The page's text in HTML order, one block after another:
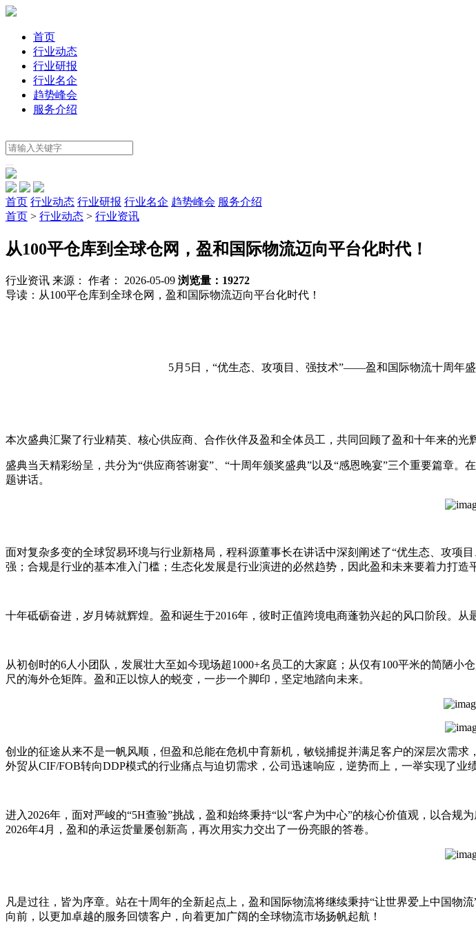
首页
行业动态
行业研报
行业名企
趋势峰会
服务介绍
首页 行业动态 行业研报 行业名企 趋势峰会 服务介绍
首页 > 行业动态 > 行业资讯
从100平仓库到全球仓网，盈和国际物流迈向平台化时代！
行业资讯 来源： 作者： 2026-05-09 浏览量：19272
导读： 从100平仓库到全球仓网，盈和国际物流迈向平台化时代！
5月5日，“优生态、攻项目、强技术”——盈和国际物流十周年
本次盛典汇聚了行业精英、核心供应商、合作伙伴及盈和全体员工，共同回顾了盈和十年来的光
盛典当天精彩纷呈，共分为“供应商答谢宴”、“十周年颁奖盛典”以及“感恩晚宴”三个重要篇章
题讲话。
面对复杂多变的全球贸易环境与行业新格局，程科源董事长在讲话中深刻阐述了“优生态、攻项
强；合规是行业的基本准入门槛；生态化发展是行业演进的必然趋势，因此盈和未来要着力打
十年砥砺奋进，岁月铸就辉煌。盈和诞生于2016年，彼时正值跨境电商蓬勃兴起的风口阶段。从
从初创时的6人小团队，发展壮大至如今现场超1000+名员工的大家庭；从仅有100平米的简陋
尺的海外仓矩阵。盈和正以惊人的蜕变，一步一个脚印，坚定地踏向未来。
创业的征途从来不是一帆风顺，但盈和总能在危机中育新机，敏锐捕捉并满足客户的深层次需
外贸从CIF/FOB转向DDP模式的行业痛点与迫切需求，公司迅速响应，逆势而上，一举实现了业
进入2026年，面对严峻的“5H查验”挑战，盈和始终秉持“以“客户为中心”的核心价值观，以合
2026年4月，盈和的承运货量屡创新高，再次用实力交出了一份亮眼的答卷。
凡是过往，皆为序章。站在十周年的全新起点上，盈和国际物流将继续秉持“让世界爱上中国物
向前，以更加卓越的服务回馈客户，向着更加广阔的全球物流市场扬帆起航！